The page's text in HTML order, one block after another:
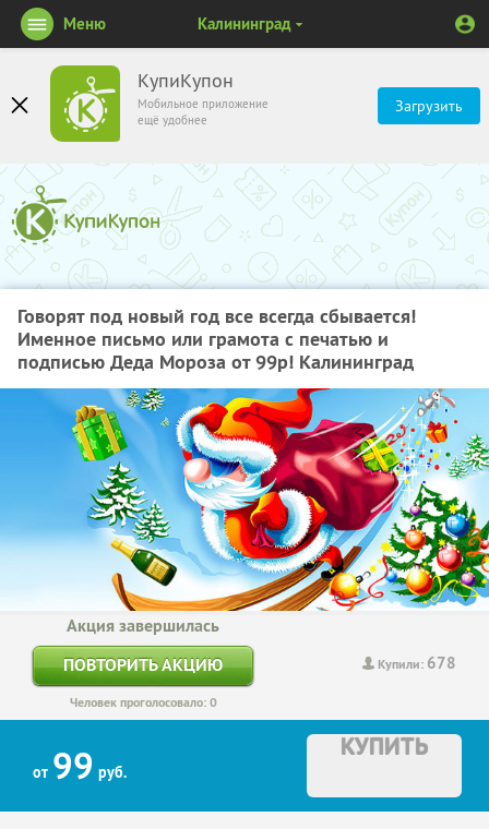
КупиКупон
Мобильное приложение
ещё удобнее
Загрузить
Меню Калининград
Говорят под новый год все всегда сбывается!
Именное письмо или грамота c печатью и
подписью Деда Мороза от 99р! Калининград
Купили: 678
Акция завершилась
ПОВТОРИТЬ АКЦИЮ
Человек проголосовало: 0
от 99 руб.
КУПИТЬ